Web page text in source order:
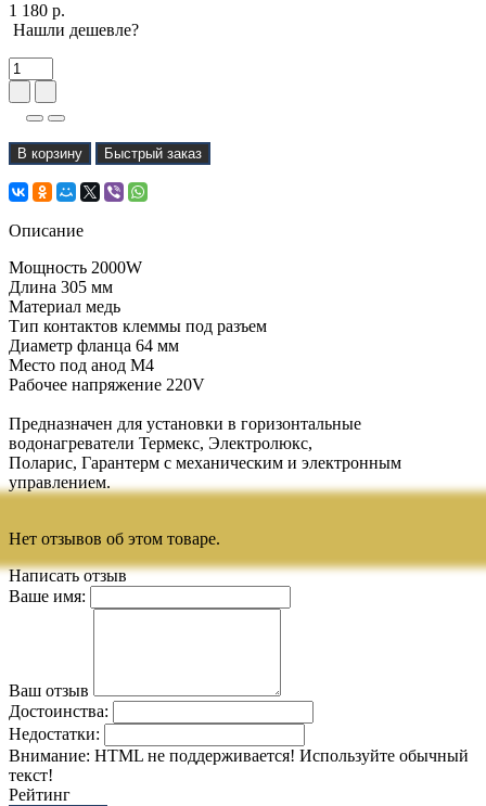
1 180 р.
Нашли дешевле?
В корзину Быстрый заказ
Описание
Мощность 2000W
Длина 305 мм
Материал медь
Тип контактов клеммы под разъем
Диаметр фланца 64 мм
Место под анод М4
Рабочее напряжение 220V
Предназначен для установки в горизонтальные
водонагреватели Термекс, Электролюкс,
Поларис, Гарантерм с механическим и электронным
управлением.
Нет отзывов об этом товаре.
Написать отзыв
Ваше имя:
Ваш отзыв
Достоинства:
Недостатки:
Внимание: HTML не поддерживается! Используйте обычный
текст!
Рейтинг